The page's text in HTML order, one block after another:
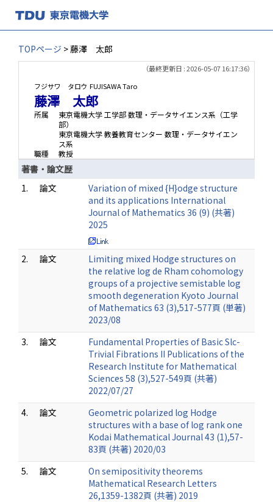
TOPページ > 藤澤 太郎
（最終更新日 : 2026-05-07 16:17:36）
フジサワ タロウ FUJISAWA Taro
藤澤 太郎
所属
東京電機大学 工学部 数理・データサイエンス系（工学
部）
東京電機大学 教養教育センター 数理・データサイエン
ス系
職種
教授
著書・論文歴
1.
論文
Variation of mixed {H}odge structure
and its applications International
Journal of Mathematics 36 (9) (共著)
2025
2. 論文
Limiting mixed Hodge structures on
the relative log de Rham cohomology
groups of a projective semistable log
smooth degeneration Kyoto Journal
of Mathematics 63 (3),517-577頁 (単著)
2023/08
3.
論文
Fundamental Properties of Basic Slc-
Trivial Fibrations II Publications of the
Research Institute for Mathematical
Sciences 58 (3),527-549頁 (共著)
2022/07/27
4.
論文
Geometric polarized log Hodge
structures with a base of log rank one
Kodai Mathematical Journal 43 (1),57-
83頁 (共著) 2020/03
5.
論文
On semipositivity theorems
Mathematical Research Letters
26,1359-1382頁 (共著) 2019